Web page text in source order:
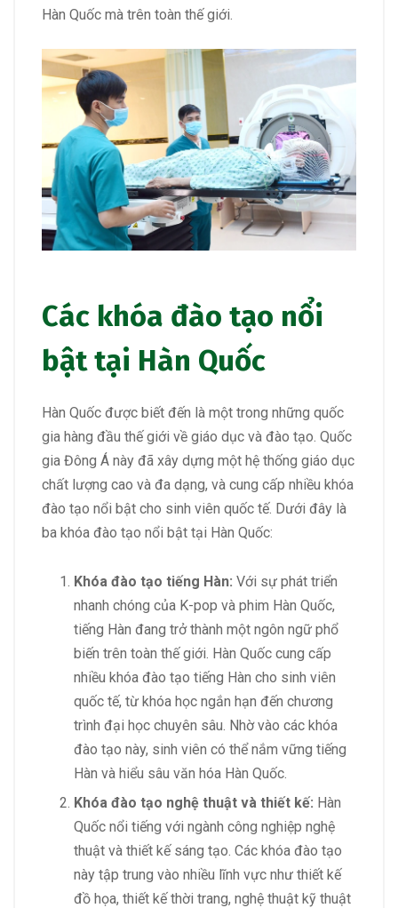
Hàn Quốc mà trên toàn thế giới.
Các khóa đào tạo nổi
bật tại Hàn Quốc
Hàn Quốc được biết đến là một trong những quốc
gia hàng đầu thế giới về giáo dục và đào tạo. Quốc
gia Đông Á này đã xây dựng một hệ thống giáo dục
chất lượng cao và đa dạng, và cung cấp nhiều khóa
đào tạo nổi bật cho sinh viên quốc tế. Dưới đây là
ba khóa đào tạo nổi bật tại Hàn Quốc:
Khóa đào tạo tiếng Hàn: Với sự phát triển
nhanh chóng của K-pop và phim Hàn Quốc,
tiếng Hàn đang trở thành một ngôn ngữ phổ
biến trên toàn thế giới. Hàn Quốc cung cấp
nhiều khóa đào tạo tiếng Hàn cho sinh viên
quốc tế, từ khóa học ngắn hạn đến chương
trình đại học chuyên sâu. Nhờ vào các khóa
đào tạo này, sinh viên có thể nắm vững tiếng
Hàn và hiểu sâu văn hóa Hàn Quốc.
Khóa đào tạo nghệ thuật và thiết kế: Hàn
Quốc nổi tiếng với ngành công nghiệp nghệ
thuật và thiết kế sáng tạo. Các khóa đào tạo
này tập trung vào nhiều lĩnh vực như thiết kế
đồ họa, thiết kế thời trang, nghệ thuật kỹ thuật